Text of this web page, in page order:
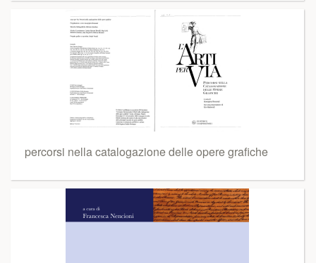
percorsi nella catalogazione delle opere grafiche